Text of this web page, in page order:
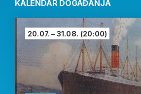
KALENDAR DOGAĐANJA
20.07. – 31.08. (20:00)